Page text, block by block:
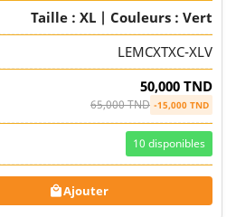
Taille : XL | Couleurs : Vert
LEMCXTXC-XLV
50,000 TND
65,000 TND -15,000 TND
10 disponibles
Ajouter